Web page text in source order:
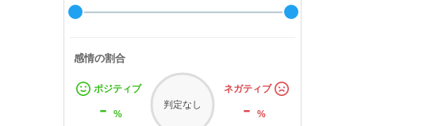
感情の割合
ポジティブ
- %
判定なし
ネガティブ
-%